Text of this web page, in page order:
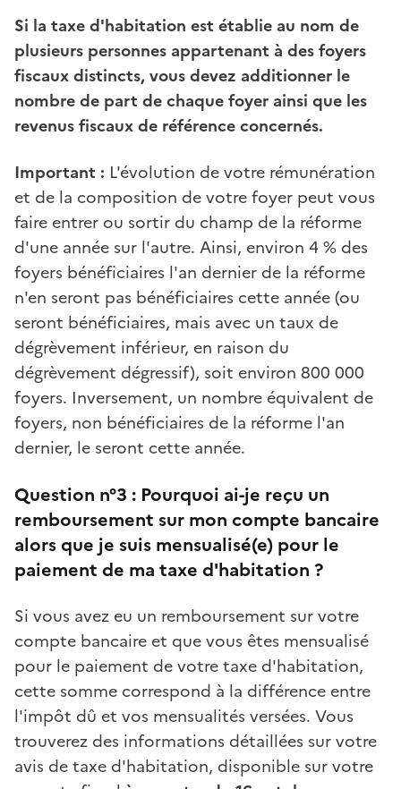
Si la taxe d'habitation est établie au nom de
plusieurs personnes appartenant à des foyers
fiscaux distincts, vous devez additionner le
nombre de part de chaque foyer ainsi que les
revenus fiscaux de référence concernés.
Important : L'évolution de votre rémunération
et de la composition de votre foyer peut vous
faire entrer ou sortir du champ de la réforme
d'une année sur l'autre. Ainsi, environ 4 % des
foyers bénéficiaires l'an dernier de la réforme
n'en seront pas bénéficiaires cette année (ou
seront bénéficiaires, mais avec un taux de
dégrèvement inférieur, en raison du
dégrèvement dégressif), soit environ 800 000
foyers. Inversement, un nombre équivalent de
foyers, non bénéficiaires de la réforme l'an
dernier, le seront cette année.
Question n°3 : Pourquoi ai-je reçu un
remboursement sur mon compte bancaire
alors que je suis mensualisé(e) pour le
paiement de ma taxe d'habitation ?
Si vous avez eu un remboursement sur votre
compte bancaire et que vous êtes mensualisé
pour le paiement de votre taxe d'habitation,
cette somme correspond à la différence entre
l'impôt dû et vos mensualités versées. Vous
trouverez des informations détaillées sur votre
avis de taxe d'habitation, disponible sur votre